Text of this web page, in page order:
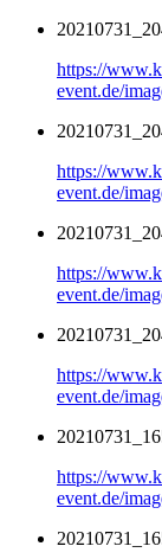
https://
event.de/
https://
event.de/
https://
event.de/
https://
event.de/
https://
event.de/